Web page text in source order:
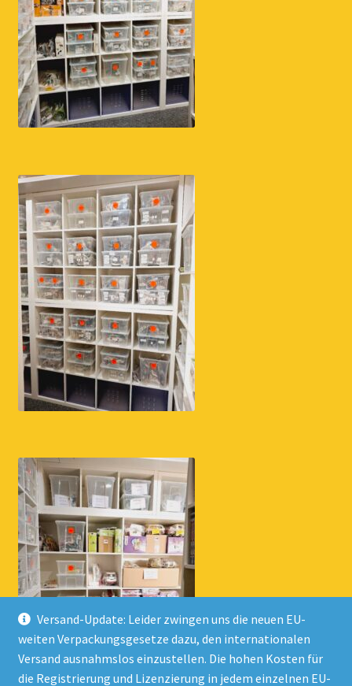
Versand-Update: Leider zwingen uns die neuen EU-
weiten Verpackungsgesetze dazu, den internationalen
Versand ausnahmslos einzustellen. Die hohen Kosten für
die Registrierung und Lizenzierung in jedem einzelnen EU-